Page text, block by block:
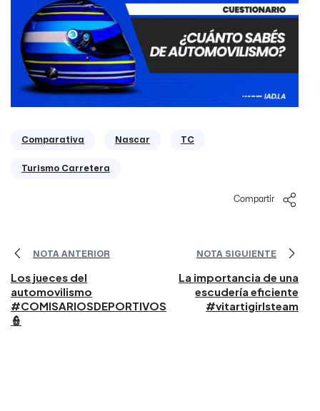
Comparativa Nascar TC
Turismo Carretera
Compartir
NOTA ANTERIOR
Los jueces del
automovilismo
#COMISARIOSDEPORTIVOS
👮
NOTA SIGUIENTE
La importancia de una
escudería eficiente
#vitartigirlsteam